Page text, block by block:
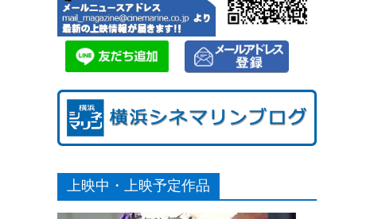
上映中・上映予定作品